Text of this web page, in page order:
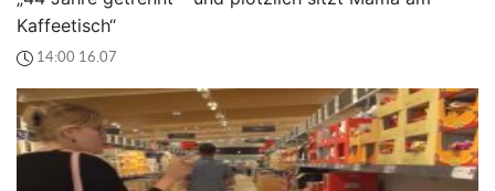
Kaffeetisch“
14:00 16.07